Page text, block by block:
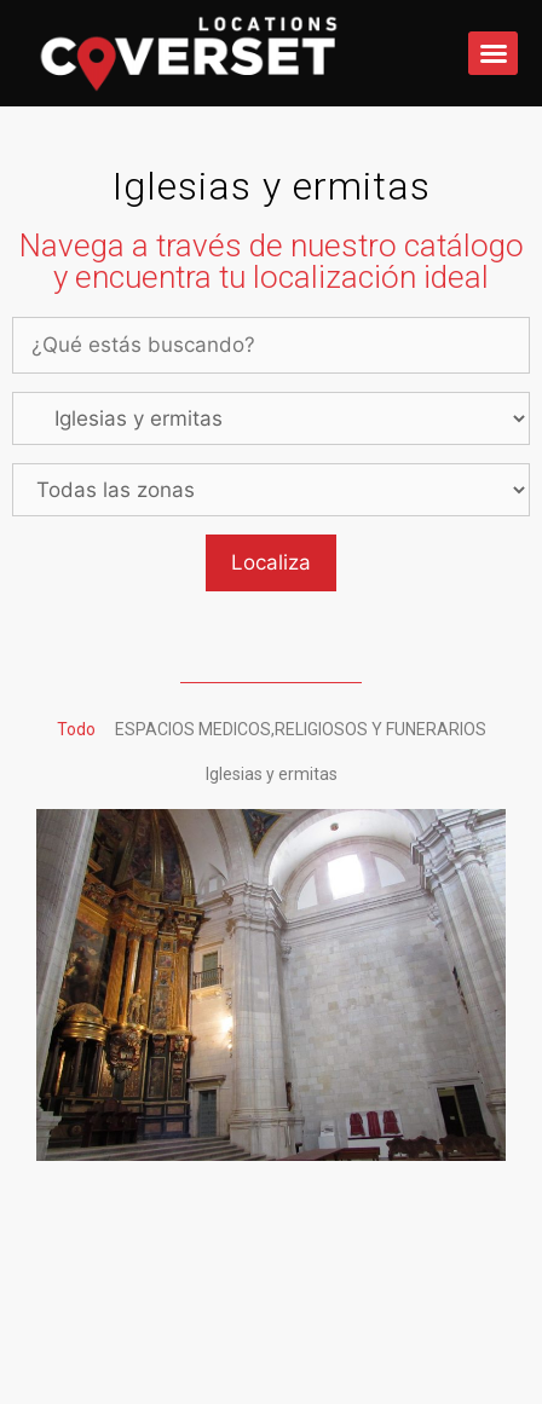
Iglesias y ermitas
Navega a través de nuestro catálogo
y encuentra tu localización ideal
Todo ESPACIOS MEDICOS,RELIGIOSOS Y FUNERARIOS
Iglesias y ermitas